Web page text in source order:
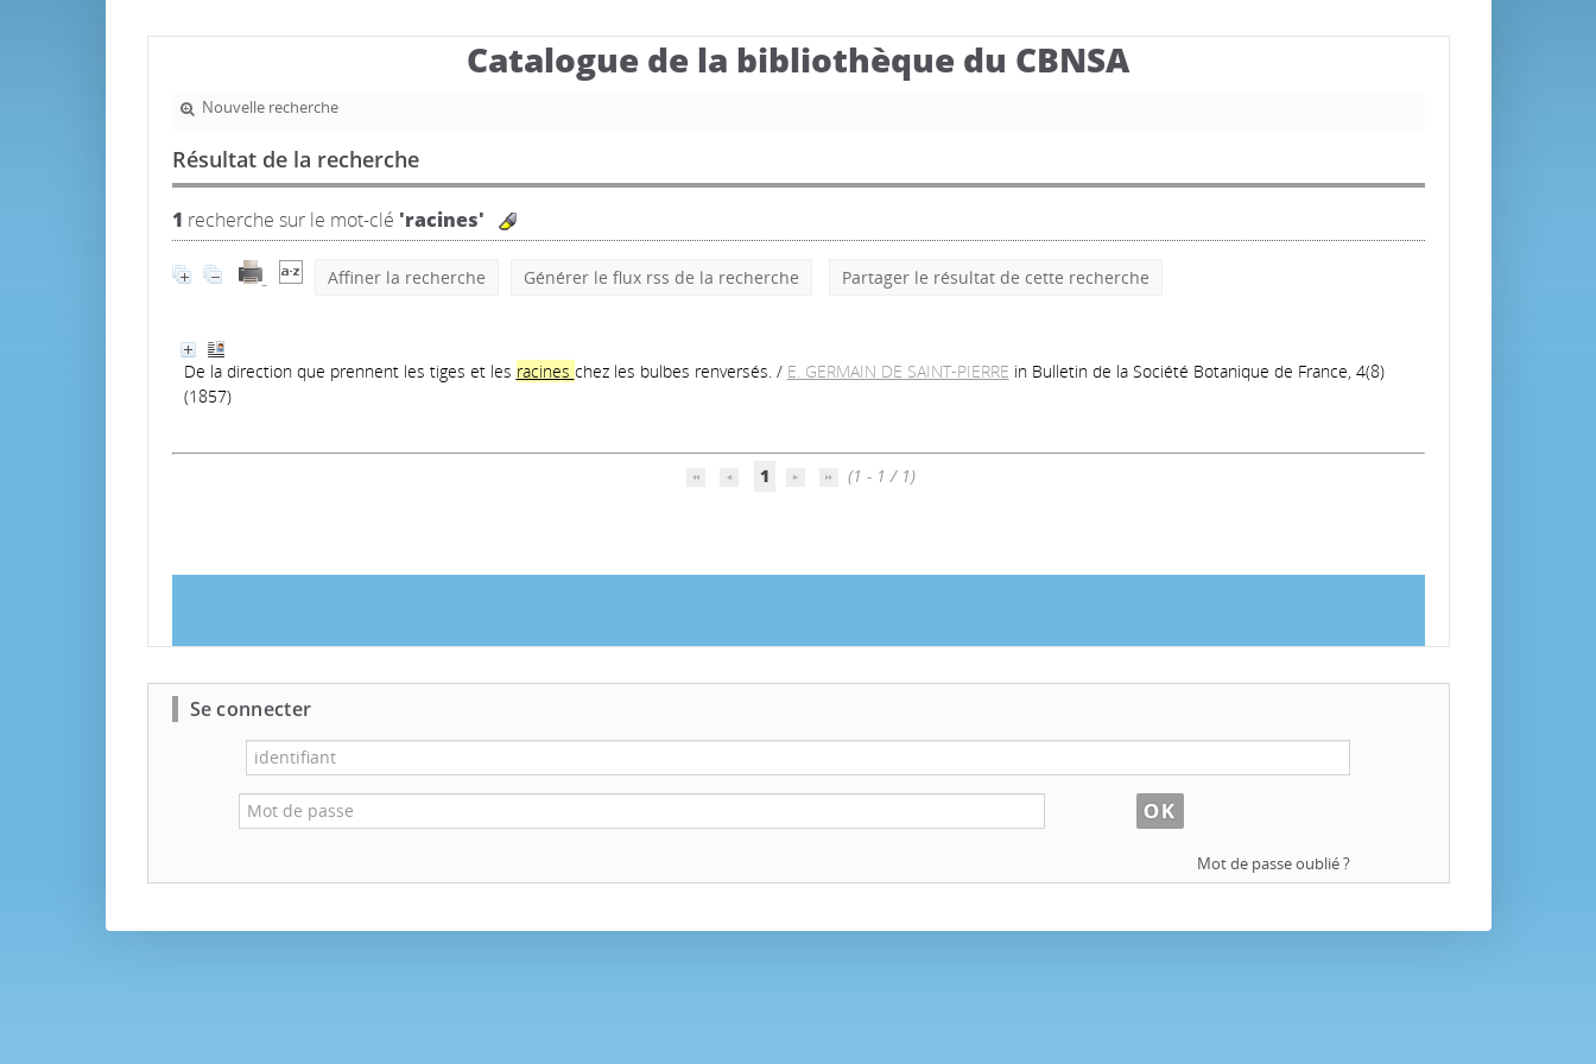
Catalogue de la bibliothèque du CBNSA
Nouvelle recherche
Résultat de la recherche
1 recherche sur le mot-clé 'racines'
Affiner la recherche Générer le flux rss de la recherche Partager le résultat de cette recherche
De la direction que prennent les tiges et les racines chez les bulbes renversés./ E. GERMAIN DE SAINT-PIERRE in Bulletin de la Société Botanique de France, 4(8)
(1857)
1 (1 - 1 / 1)
Se connecter
Mot de passe oublié ?